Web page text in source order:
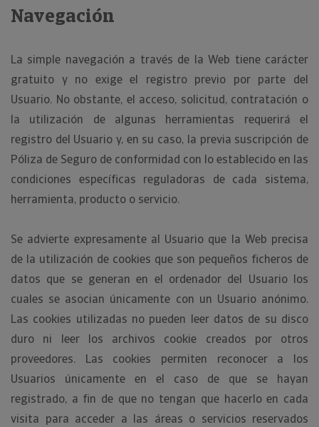
Navegación
La simple navegación a través de la Web tiene carácter
gratuito y no exige el registro previo por parte del
Usuario. No obstante, el acceso, solicitud, contratación o
la utilización de algunas herramientas requerirá el
registro del Usuario y, en su caso, la previa suscripción de
Póliza de Seguro de conformidad con lo establecido en las
condiciones específicas reguladoras de cada sistema,
herramienta, producto o servicio.
Se advierte expresamente al Usuario que la Web precisa
de la utilización de cookies que son pequeños ficheros de
datos que se generan en el ordenador del Usuario los
cuales se asocian únicamente con un Usuario anónimo.
Las cookies utilizadas no pueden leer datos de su disco
duro ni leer los archivos cookie creados por otros
proveedores. Las cookies permiten reconocer a los
Usuarios únicamente en el caso de que se hayan
registrado, a fin de que no tengan que hacerlo en cada
visita para acceder a las áreas o servicios reservados